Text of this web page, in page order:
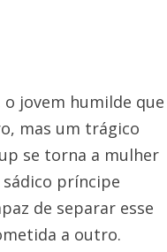
jovem humilde que
mas um trágico
se torna a mulher
príncipe
de separar esse
a outro.